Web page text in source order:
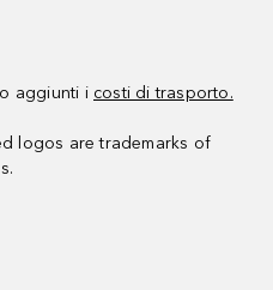
aggiunti i costi di trasporto.
logos are trademarks of